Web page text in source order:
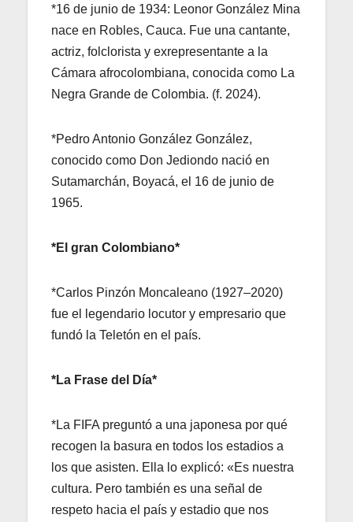
*16 de junio de 1934: Leonor González Mina
nace en Robles, Cauca. Fue una cantante,
actriz, folclorista y exrepresentante a la
Cámara afrocolombiana, conocida como La
Negra Grande de Colombia. (f. 2024).
*Pedro Antonio González González,
conocido como Don Jediondo nació en
Sutamarchán, Boyacá, el 16 de junio de
1965.
*El gran Colombiano*
*Carlos Pinzón Moncaleano (1927–2020)
fue el legendario locutor y empresario que
fundó la Teletón en el país.
*La Frase del Día*
*La FIFA preguntó a una japonesa por qué
recogen la basura en todos los estadios a
los que asisten. Ella lo explicó: «Es nuestra
cultura. Pero también es una señal de
respeto hacia el país y estadio que nos